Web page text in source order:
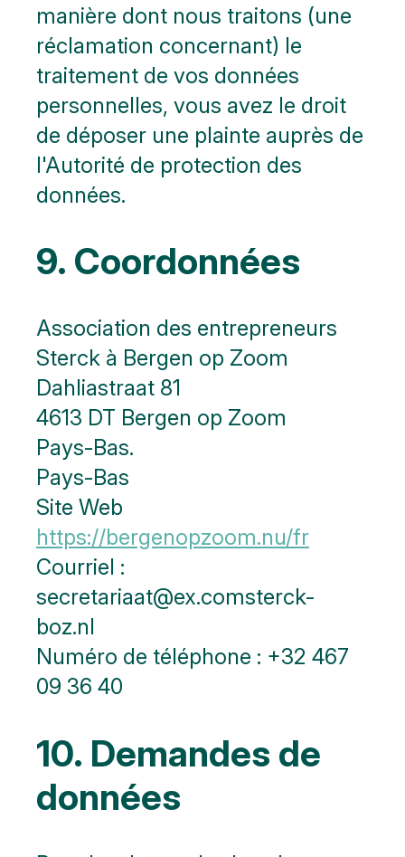
manière dont nous traitons (une
réclamation concernant) le
traitement de vos données
personnelles, vous avez le droit
de déposer une plainte auprès de
l'Autorité de protection des
données.
9. Coordonnées
Association des entrepreneurs
Sterck à Bergen op Zoom
Dahliastraat 81
4613 DT Bergen op Zoom
Pays-Bas.
Pays-Bas
Site Web
https://bergenopzoom.nu/fr
Courriel :
secretariaat@ex.comsterck-
boz.nl
Numéro de téléphone : ‭+32 467
09 36 40‬
10. Demandes de
données